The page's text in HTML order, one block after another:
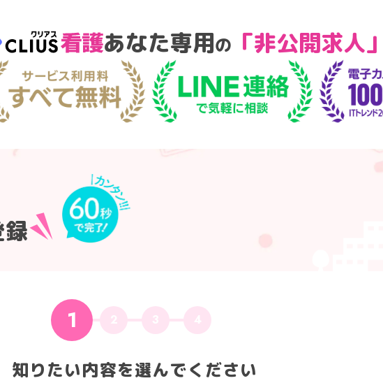
あなた専用の 「非公開求人
1 2 3 4
知りたい内容を選んでください